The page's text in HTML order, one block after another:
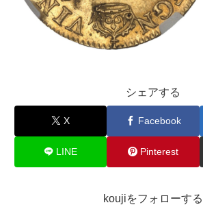
シェアする
X Facebook
LINE Pinterest
koujiをフォローする